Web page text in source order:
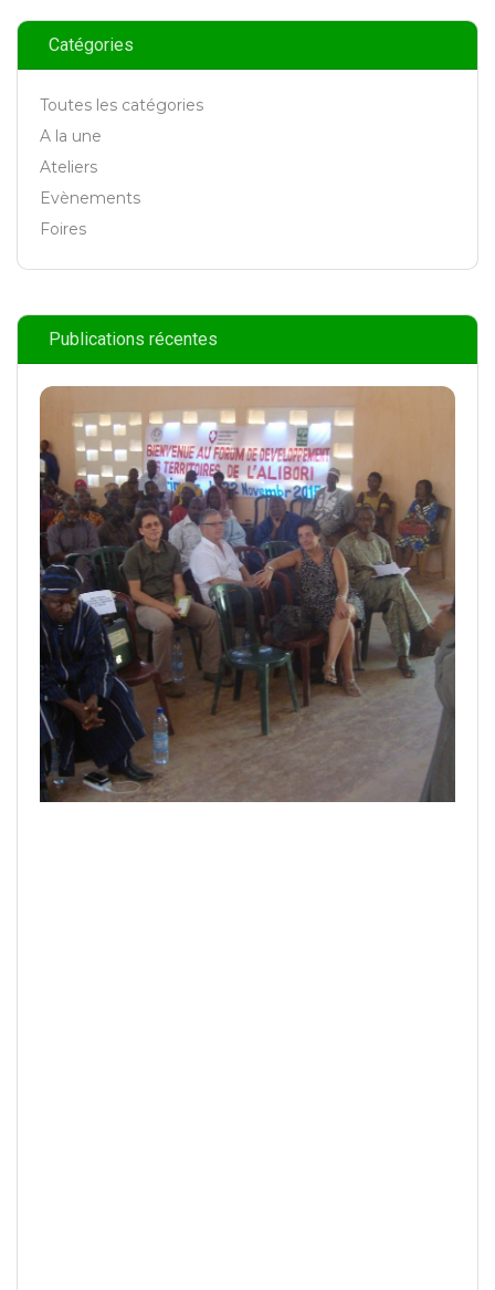
Catégories
Toutes les catégories
A la une
Ateliers
Evènements
Foires
Publications récentes